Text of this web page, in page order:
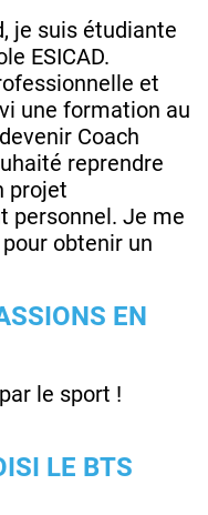
je suis étudiante
ESICAD.
et
une formation au
Coach
reprendre
projet
personnel. Je me
obtenir un
EN
le sport !
LE BTS